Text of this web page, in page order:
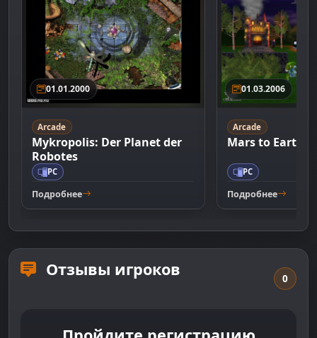
01.01.2000
Arcade
Mykropolis: Der Planet der
Robotes
PC
Подробнее
01.03.2006
Arcade
Mars to Earth
PC
Подробнее
Отзывы игроков 0